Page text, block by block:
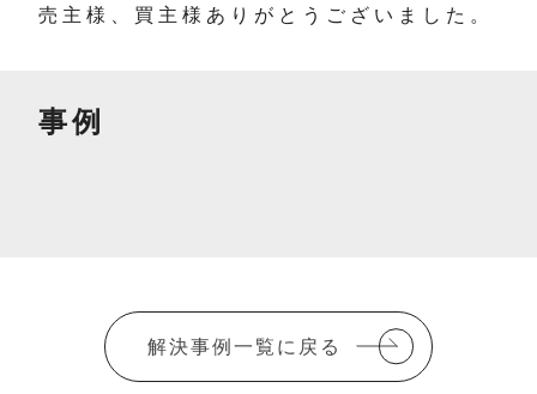
売主様、買主様ありがとうございました。
事例
解決事例一覧に戻る